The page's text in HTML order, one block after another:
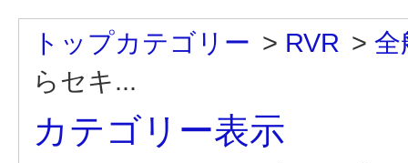
トップカテゴリー > RVR > 全
らセキ...
カテゴリー表示